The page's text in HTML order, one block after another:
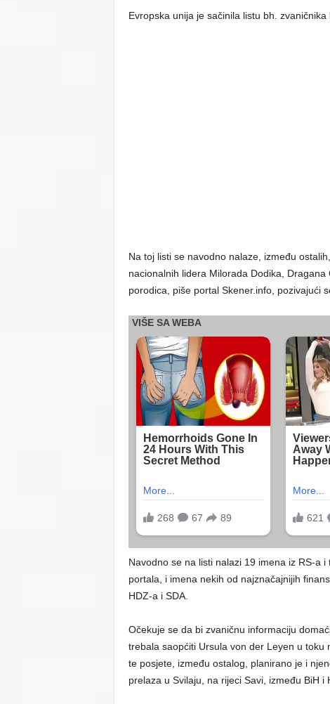
Evropska unija je sačinila listu bh.
Na toj listi se navodno nalaze, između
nacionalnih lidera Milorada Dodika,
porodica, piše portal Skener.info, pozivajući
Navodno se na listi nalazi 19 imena iz RS-a
portala, i imena nekih od najznačajnijih
HDZ-a i SDA.
Očekuje se da bi zvaničnu informaciju
trebala saopćiti Ursula von der Leyen u
te posjete, između ostalog, planirano je i
prelaza u Svilaju, na rijeci Savi, između BiH i